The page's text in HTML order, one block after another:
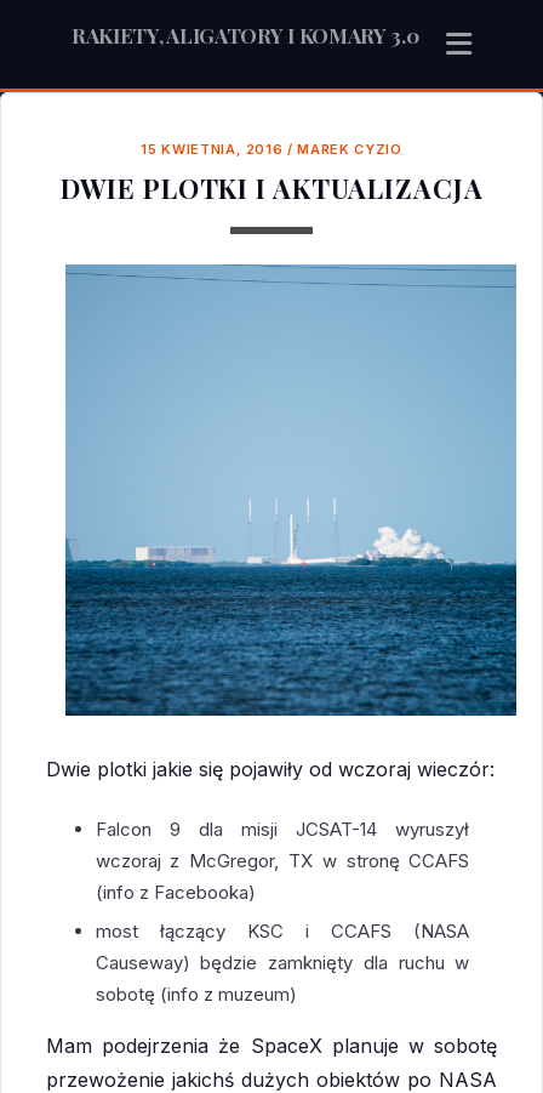
RAKIETY, ALIGATORY I KOMARY 3.0
15 KWIETNIA, 2016 /MAREK CYZIO
DWIE PLOTKI I AKTUALIZACJA
Dwie plotki jakie się pojawiły od wczoraj wieczór:
Falcon 9 dla misji JCSAT-14 wyruszył
wczoraj z McGregor, TX w stronę CCAFS
(info z Facebooka)
most łączący KSC i CCAFS (NASA
Causeway) będzie zamknięty dla ruchu w
sobotę (info z muzeum)
Mam podejrzenia że SpaceX planuje w sobotę
przewożenie jakichś dużych obiektów po NASA